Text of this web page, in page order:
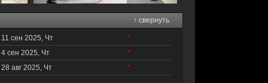
↑ свернуть
11 сен 2025, Чт
*
4 сен 2025, Чт
*
28 авг 2025, Чт
*